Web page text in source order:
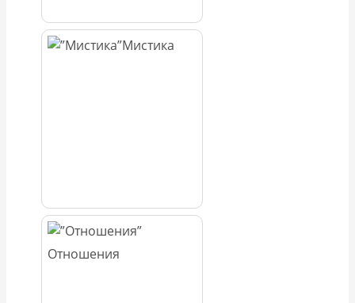
Мистика
Отношения